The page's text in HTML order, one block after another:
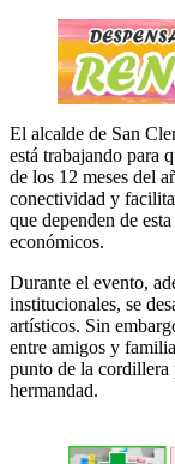
El alcalde de San
está trabajando para
de los 12 meses del
conectividad y
que dependen de
económicos.
Durante el evento,
institucionales, se
artísticos. Sin
entre amigos y
punto de la cordillera
hermandad.